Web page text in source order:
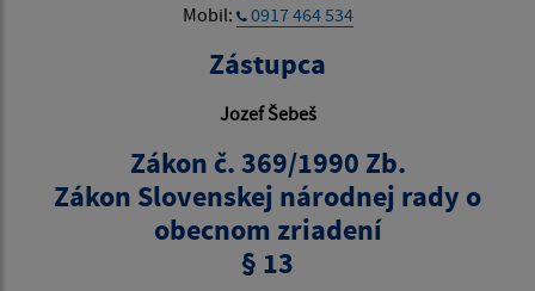
Mobil:
0917 464 534
Zástupca
Jozef Šebeš
Zákon č. 369/1990 Zb.
Zákon Slovenskej národnej rady o
obecnom zriadení
§ 13